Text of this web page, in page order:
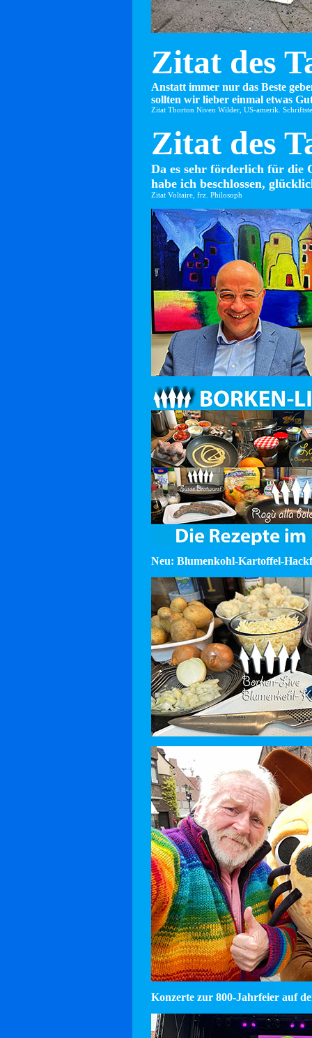
Zitat des
Anstatt immer nur das Beste
sollten wir lieber einmal etwas
Zitat Thorton Niven Wilder, US-amerik.
Zitat des
Da es sehr förderlich für die
habe ich beschlossen,
Zitat Voltaire, frz. Philosoph
Neu: Blumenkohl-Kartoffel-
Konzerte zur 800-Jahrfeier auf